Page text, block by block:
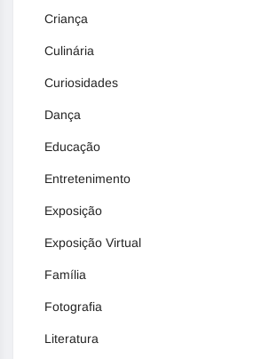
Criança
Culinária
Curiosidades
Dança
Educação
Entretenimento
Exposição
Exposição Virtual
Família
Fotografia
Literatura